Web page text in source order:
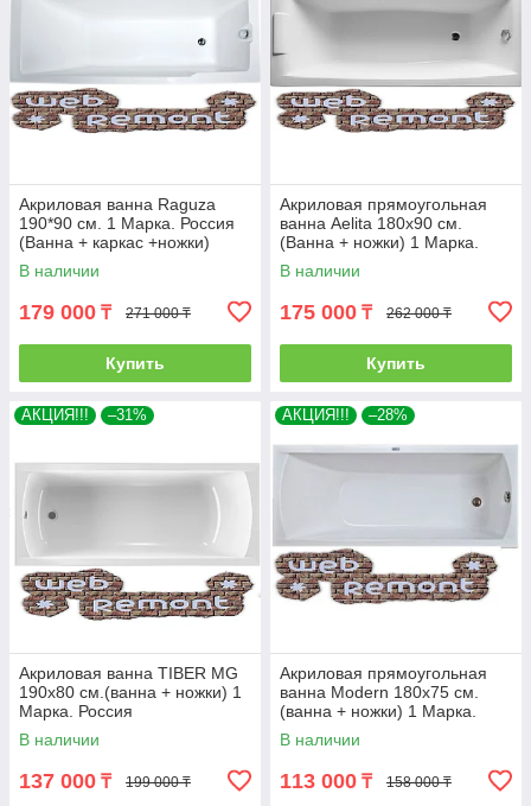
Акриловая ванна Raguza
190*90 см. 1 Марка. Россия
(Ванна + каркас +ножки)
В наличии
179 000 ₸ 271 000 ₸
Купить
Акриловая прямоугольная
ванна Aelita 180х90 см.
(Ванна + ножки) 1 Марка.
Россия
В наличии
175 000 ₸ 262 000 ₸
Купить
АКЦИЯ!!! –31%
Акриловая ванна TIBER MG
190х80 см.(ванна + ножки) 1
Марка. Россия
В наличии
137 000 ₸ 199 000 ₸
АКЦИЯ!!! –28%
Акриловая прямоугольная
ванна Modern 180х75 см.
(ванна + ножки) 1 Марка.
Россия
В наличии
113 000 ₸ 158 000 ₸